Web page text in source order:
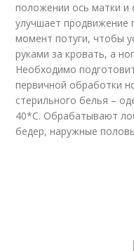
положении ось матки и
улучшает продвижение
момент потуги, чтобы
руками за кровать, а
Необходимо
первичной обработки
стерильного белья –
40*С. Обрабатывают
бедер, наружные